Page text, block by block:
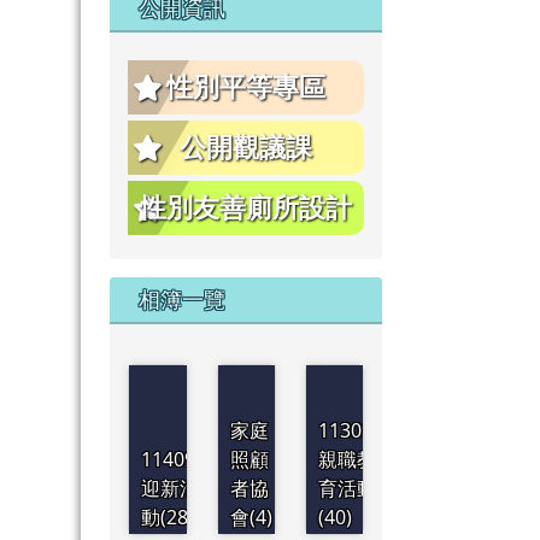
公開資訊
性別平等專區
公開觀議課
性別友善廁所設計
相簿一覽
1140901
迎新活
動(28)
家庭
照顧
者協
會(4)
1130921
親職教
育活動
(40)